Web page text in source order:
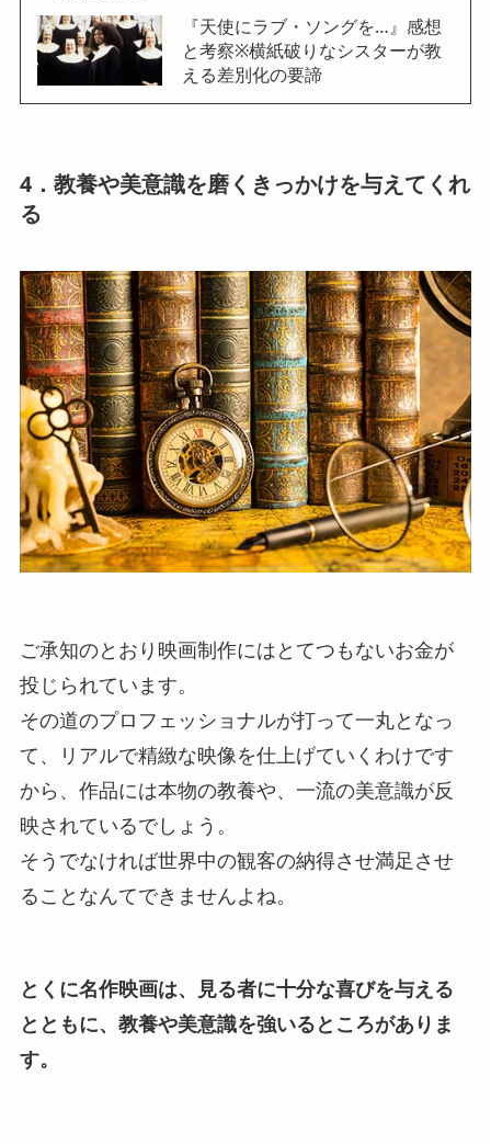
『天使にラブ・ソングを…』感想
と考察※横紙破りなシスターが教
える差別化の要諦
4．教養や美意識を磨くきっかけを与えてくれ
る
ご承知のとおり映画制作にはとてつもないお金が
投じられています。
その道のプロフェッショナルが打って一丸となっ
て、リアルで精緻な映像を仕上げていくわけです
から、作品には本物の教養や、一流の美意識が反
映されているでしょう。
そうでなければ世界中の観客の納得させ満足させ
ることなんてできませんよね。
とくに名作映画は、見る者に十分な喜びを与える
とともに、教養や美意識を強いるところがありま
す。